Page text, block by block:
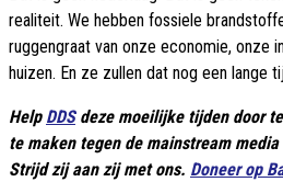
realiteit. We hebben fossiele
ruggengraat van onze economie, onze
huizen. En ze zullen dat nog een lange
Help DDSdeze moeilijke tijden door
te maken tegen de mainstream
Strijd zij aan zij met ons. Doneer op